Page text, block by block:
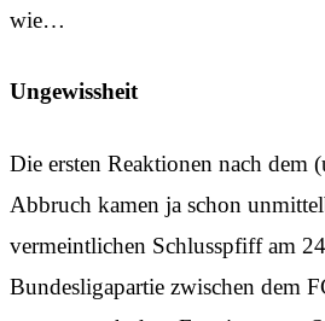
wie…
Ungewissheit
Die ersten Reaktionen nach dem
Abbruch kamen ja schon
vermeintlichen Schlusspfiff am
Bundesligapartie zwischen dem